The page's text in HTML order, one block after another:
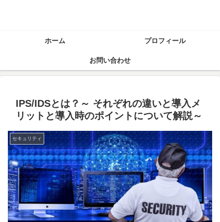
ホーム プロフィール
お問い合わせ
IPS/IDSとは？～ それぞれの違いと導入メ
リットと導入時のポイントについて解説～
セキュリティ